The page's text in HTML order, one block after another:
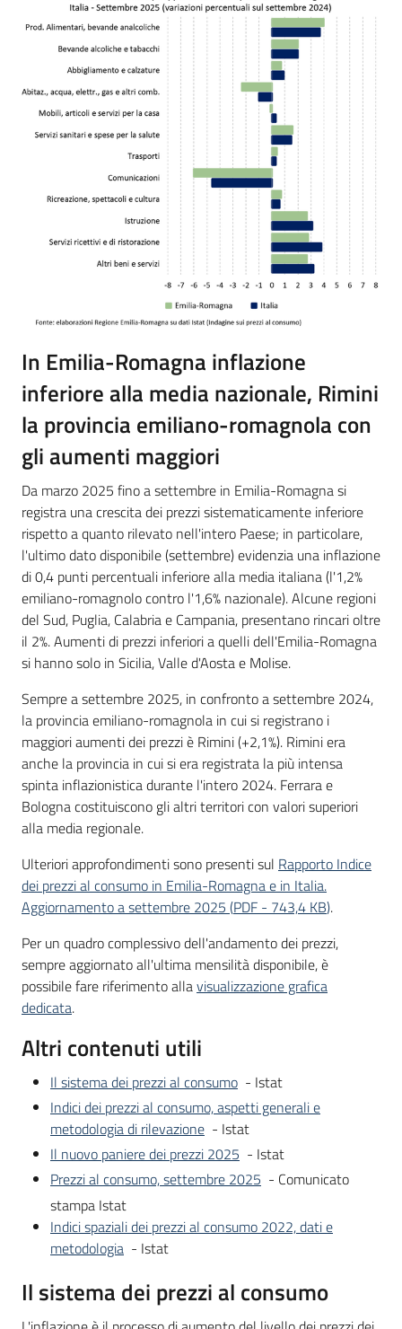
In Emilia-Romagna inflazione
inferiore alla media nazionale, Rimini
la provincia emiliano-romagnola con
gli aumenti maggiori
Da marzo 2025 fino a settembre in Emilia-Romagna si
registra una crescita dei prezzi sistematicamente inferiore
rispetto a quanto rilevato nell'intero Paese; in particolare,
l'ultimo dato disponibile (settembre) evidenzia una inflazione
di 0,4 punti percentuali inferiore alla media italiana (l'1,2%
emiliano-romagnolo contro l'1,6% nazionale). Alcune regioni
del Sud, Puglia, Calabria e Campania, presentano rincari oltre
il 2%. Aumenti di prezzi inferiori a quelli dell'Emilia-Romagna
si hanno solo in Sicilia, Valle d'Aosta e Molise.
Sempre a settembre 2025, in confronto a settembre 2024,
la provincia emiliano-romagnola in cui si registrano i
maggiori aumenti dei prezzi è Rimini (+2,1%). Rimini era
anche la provincia in cui si era registrata la più intensa
spinta inflazionistica durante l'intero 2024. Ferrara e
Bologna costituiscono gli altri territori con valori superiori
alla media regionale.
Ulteriori approfondimenti sono presenti sul Rapporto Indice
dei prezzi al consumo in Emilia-Romagna e in Italia.
Aggiornamento a settembre 2025 (PDF - 743,4 KB).
Per un quadro complessivo dell'andamento dei prezzi,
sempre aggiornato all'ultima mensilità disponibile, è
possibile fare riferimento allavisualizzazione grafica
dedicata.
Altri contenuti utili
Il sistema dei prezzi al consumo - Istat
Indici dei prezzi al consumo, aspetti generali e
metodologia di rilevazione - Istat
Il nuovo paniere dei prezzi 2025 - Istat
Prezzi al consumo, settembre 2025 - Comunicato
stampa Istat
Indici spaziali dei prezzi al consumo 2022, dati e
metodologia - Istat
Il sistema dei prezzi al consumo